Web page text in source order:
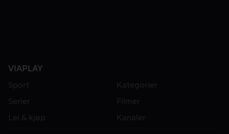
VIAPLAY
Sport
Kategorier
Serier
Filmer
Lei & kjøp
Kanaler